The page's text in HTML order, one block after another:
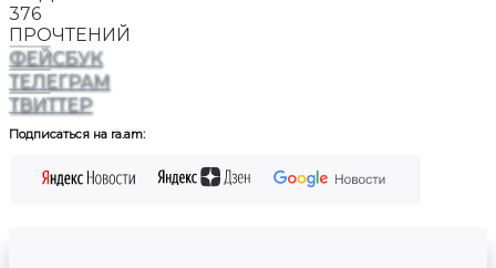
376
ПРОЧТЕНИЙ
ФЕЙСБУК
ТЕЛЕГРАМ
ТВИТТЕР
Подписаться на ra.am: